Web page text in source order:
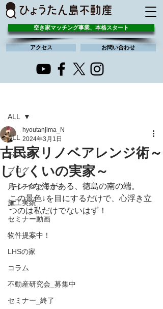
アクセス お問い合わせ
空き家マッチング事業、本格スタート
ALL
お知らせ
ブログ
月イチ＠セミナー
施工実績
セミナー動画
物件提案中！
LHSの家
コラム
不動産研究会_募集中
セミナー_終了
ALL
古民家リノベアレンジ術～
ししくいの実家～
hyoutanjima_N
2024年3月1日
キレイな海がある、徳島の南の端。
この景色↓を目にするだけで、心浮き立
つのは私だけでないはず！